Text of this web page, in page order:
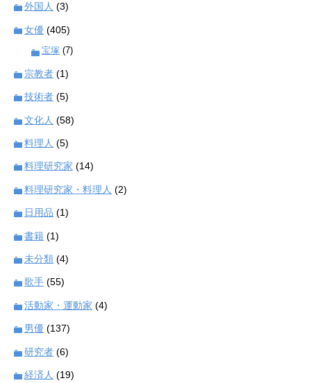
外国人 (3)
女優 (405)
宝塚 (7)
宗教者 (1)
技術者 (5)
文化人 (58)
料理人 (5)
料理研究家 (14)
料理研究家・料理人 (2)
日用品 (1)
書籍 (1)
未分類 (4)
歌手 (55)
活動家・運動家 (4)
男優 (137)
研究者 (6)
経済人 (19)